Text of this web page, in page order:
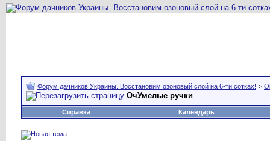
Форум дачников Украины. Восстановим озоновый слой на 6-ти сотках! >
ОчУмелые ручки
Справка Календарь